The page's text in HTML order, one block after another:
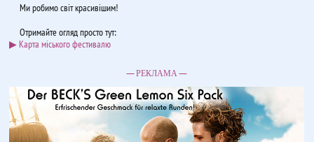
Ми робимо світ красивішим!
Отримайте огляд просто тут:
▶ Карта міського фестивалю
— РЕКЛАМА —